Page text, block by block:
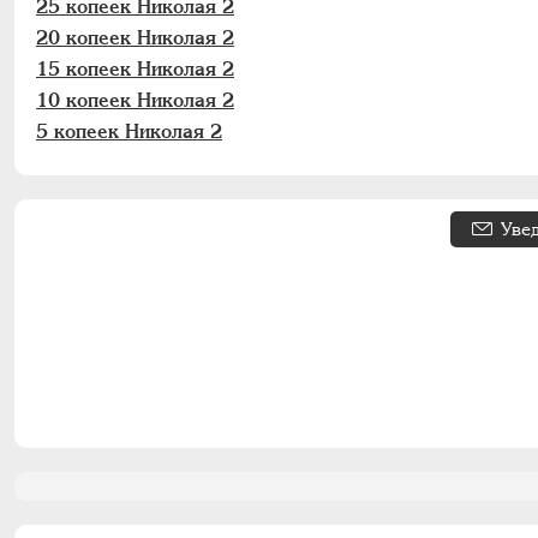
25 копеек Николая 2
20 копеек Николая 2
15 копеек Николая 2
10 копеек Николая 2
5 копеек Николая 2